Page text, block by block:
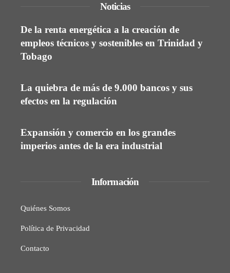
Noticias
De la renta energética a la creación de
empleos técnicos y sostenibles en Trinidad y
Tobago
La quiebra de más de 9.000 bancos y sus
efectos en la regulación
Expansión y comercio en los grandes
imperios antes de la era industrial
Información
Quiénes Somos
Política de Privacidad
Contacto